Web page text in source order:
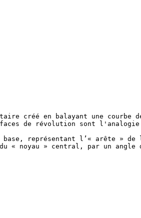
créé en balayant une
de révolution sont
représentant l’« arête »
« noyau » central, par un